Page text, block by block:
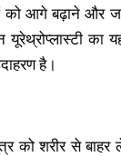
को आगे बढ़ाने और
का
है।
को शरीर से बाहर